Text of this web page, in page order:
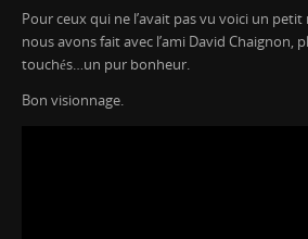
Pour ceux qui ne l’avait pas vu voici un
nous avons fait avec l’ami David Chaignon,
touchés…un pur bonheur.
Bon visionnage.